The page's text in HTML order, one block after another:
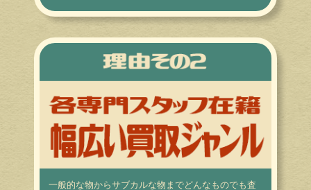
一般的な物からサブカルな物までどんなものでも査